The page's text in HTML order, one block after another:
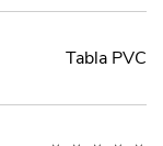
Tabla PVC